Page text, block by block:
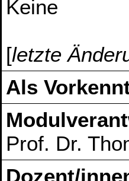
Keine
[letzte
Als
Prof. Dr.
Dozent/